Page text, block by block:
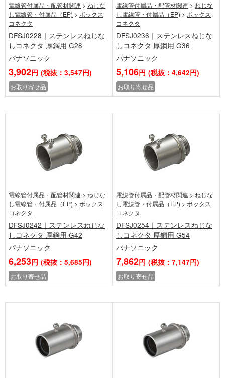
電線管付属品・配管材関連 > ねじな
し電線管・付属品（EP) > ボックス
コネクタ
DFSJ0228｜ステンレスねじな
しコネクタ 厚鋼用 G28
パナソニック
3,902円 (税抜：3,547円)
お取り寄せ品
電線管付属品・配管材関連 > ねじな
し電線管・付属品（EP) > ボックス
コネクタ
DFSJ0236｜ステンレスねじな
しコネクタ 厚鋼用 G36
パナソニック
5,106円 (税抜：4,642円)
お取り寄せ品
電線管付属品・配管材関連 > ねじな
し電線管・付属品（EP) > ボックス
コネクタ
DFSJ0242｜ステンレスねじな
しコネクタ 厚鋼用 G42
パナソニック
6,253円 (税抜：5,685円)
お取り寄せ品
電線管付属品・配管材関連 > ねじな
し電線管・付属品（EP) > ボックス
コネクタ
DFSJ0254｜ステンレスねじな
しコネクタ 厚鋼用 G54
パナソニック
7,862円 (税抜：7,147円)
お取り寄せ品